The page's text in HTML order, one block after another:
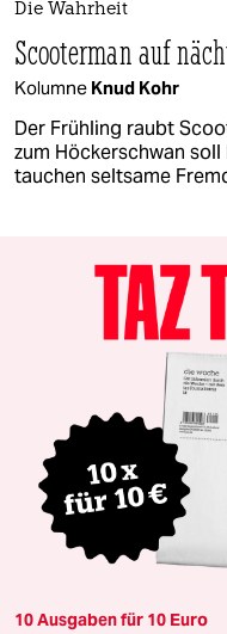
Die Wahrheit
Scooterman auf
Kolumne Knud Kohr
Der Frühling raubt
zum Höckerschwan
tauchen seltsame
10 Ausgaben für 10 Euro